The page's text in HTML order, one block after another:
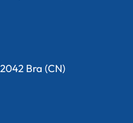
Bra (CN)